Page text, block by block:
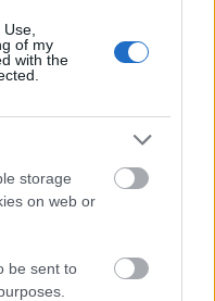
of my
with the
storage
on web or
be sent to
beszámoló az Új